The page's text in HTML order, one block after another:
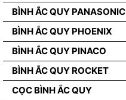
BÌNH ẮC QUY PANASONIC
BÌNH ẮC QUY PHOENIX
BÌNH ẮC QUY PINACO
BÌNH ẮC QUY ROCKET
CỌC BÌNH ẮC QUY